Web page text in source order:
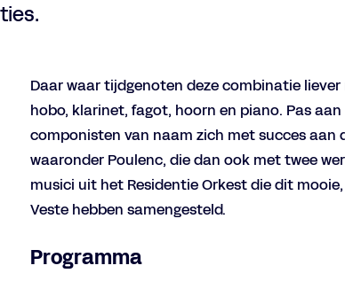
Daar waar tijdgenoten deze combinatie
hobo, klarinet, fagot, hoorn en piano. Pas
componisten van naam zich met succes
waaronder Poulenc, die dan ook met twee
musici uit het Residentie Orkest die dit
Veste hebben samengesteld.
Programma